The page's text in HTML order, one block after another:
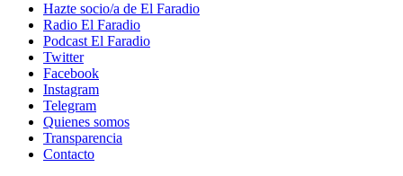
Hazte socio/a de El Faradio
Radio El Faradio
Podcast El Faradio
Twitter
Facebook
Instagram
Telegram
Quienes somos
Transparencia
Contacto